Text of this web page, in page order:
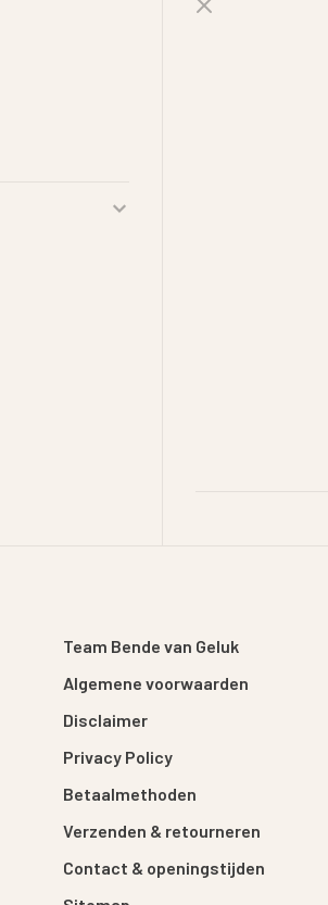
Team Bende van Geluk
Algemene voorwaarden
Disclaimer
Privacy Policy
Betaalmethoden
Verzenden & retourneren
Contact & openingstijden